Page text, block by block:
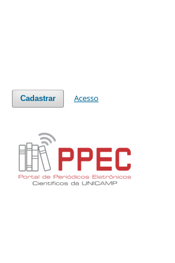
Cadastrar Acesso